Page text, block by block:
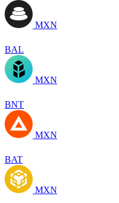
MXN
BAL
MXN
BNT
MXN
BAT
MXN